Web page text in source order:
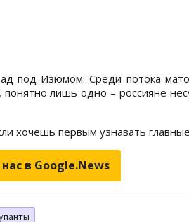
ад под Изюмом. Среди потока
лишь одно – россияне
хочешь первым узнавать
в Google.News